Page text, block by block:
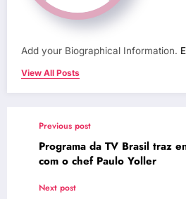
Add your Biographical Information.
View All Posts
Previous post
Programa da TV Brasil traz
com o chef Paulo Yoller
Next post